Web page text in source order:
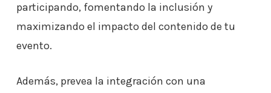
participando, fomentando la inclusión y
maximizando el impacto del contenido de tu
evento.
Además, prevea la integración con una